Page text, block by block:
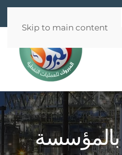
Skip to main content
بالمؤسسة